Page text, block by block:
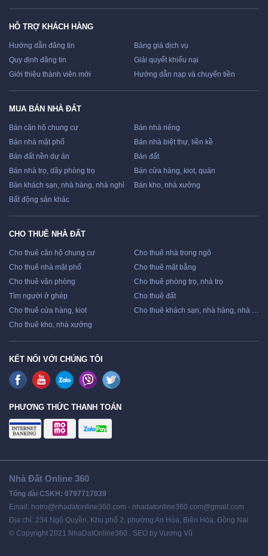
HỖ TRỢ KHÁCH HÀNG
Hướng dẫn đăng tin
Bảng giá dịch vụ
Quy định đăng tin
Giải quyết khiếu nại
Giới thiệu thành viên mới
Hướng dẫn nạp và chuyển tiền
MUA BÁN NHÀ ĐẤT
Bán căn hộ chung cư
Bán nhà riêng
Bán nhà mặt phố
Bán nhà biệt thự, liền kề
Bán đất nền dự án
Bán đất
Bán nhà trọ, dãy phòng trọ
Bán cửa hàng, kiot, quán
Bán khách sạn, nhà hàng, nhà nghỉ
Bán kho, nhà xưởng
Bất động sản khác
CHO THUÊ NHÀ ĐẤT
Cho thuê căn hộ chung cư
Cho thuê nhà trong ngõ
Cho thuê nhà mặt phố
Cho thuê mặt bằng
Cho thuê văn phòng
Cho thuê phòng trọ, nhà trọ
Tìm người ở ghép
Cho thuê đất
Cho thuê cửa hàng, kiot
Cho thuê khách sạn, nhà hàng, nhà nghỉ
Cho thuê kho, nhà xưởng
KẾT NỐI VỚI CHÚNG TÔI
PHƯƠNG THỨC THANH TOÁN
Nhà Đất Online 360
Tổng đài CSKH: 0797717039
Email: hotro@nhadatonline360.com - nhadatonline360.com@gmail.com
Địa chỉ: 234 Ngô Quyền, Khu phố 2, phường An Hòa, Biên Hòa, Đồng Nai
© Copyright 2021 NhaDatOnline360 . SEO by Vương Vũ